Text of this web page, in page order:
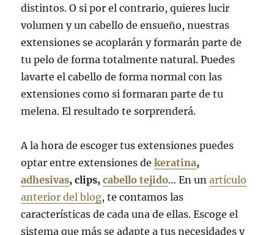
distintos. O si por el contrario, quieres lucir
volumen y un cabello de ensueño, nuestras
extensiones se acoplarán y formarán parte de
tu pelo de forma totalmente natural. Puedes
lavarte el cabello de forma normal con las
extensiones como si formaran parte de tu
melena. El resultado te sorprenderá.
A la hora de escoger tus extensiones puedes
optar entre extensiones dekeratina,
adhesivas, clips,cabello tejido… En unartículo
anterior del blog, te contamos las
características de cada una de ellas. Escoge el
sistema que más se adapte a tus necesidades y